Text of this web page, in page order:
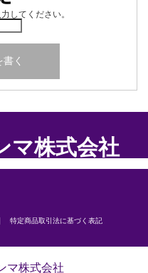
してください。
マ株式会社
​特定商品取引法に基づく表記
マ株式会社